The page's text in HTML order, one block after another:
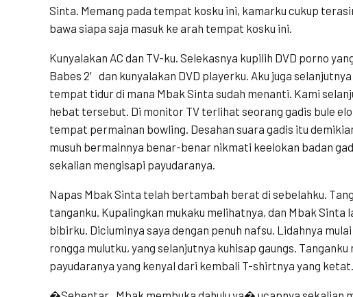
Sinta. Memang pada tempat kosku ini, kamarku cukup
bawa siapa saja masuk ke arah tempat kosku ini.
Kunyalakan AC dan TV-ku. Selekasnya kupilih DVD porno
Babes 2′ dan kunyalakan DVD playerku. Aku juga
tempat tidur di mana Mbak Sinta sudah menanti. Kami
hebat tersebut. Di monitor TV terlihat seorang gadis bule
tempat permainan bowling. Desahan suara gadis itu
musuh bermainnya benar-benar nikmati keelokan badan
sekalian mengisapi payudaranya.
Napas Mbak Sinta telah bertambah berat di sebelahku.
tanganku. Kupalingkan mukaku melihatnya, dan Mbak Sinta
bibirku. Diciuminya saya dengan penuh nafsu. Lidahnya
rongga mulutku, yang selanjutnya kuhisap gaungs. Tanganku
payudaranya yang kenyal dari kembali T-shirtnya yang ketat.